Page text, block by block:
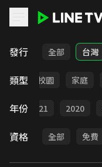
發行 全部 台灣
類型
職場 校園 家庭
年份 2021 2020
資格 全部 免費